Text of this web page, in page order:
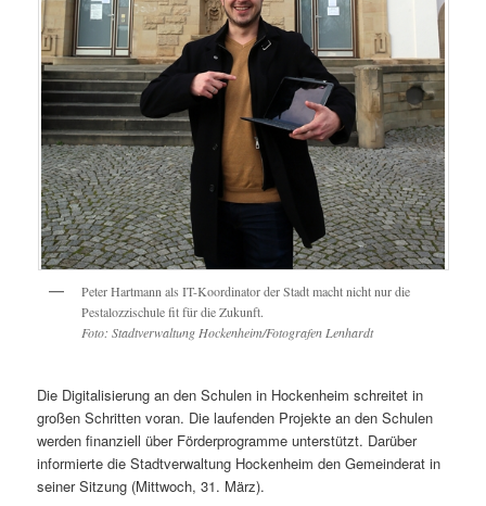
Peter Hartmann als IT-Koordinator der Stadt macht nicht nur die
Pestalozzischule fit für die Zukunft.
Foto: Stadtverwaltung Hockenheim/Fotografen Lenhardt
Die Digitalisierung an den Schulen in Hockenheim schreitet in
großen Schritten voran. Die laufenden Projekte an den Schulen
werden finanziell über Förderprogramme unterstützt. Darüber
informierte die Stadtverwaltung Hockenheim den Gemeinderat in
seiner Sitzung (Mittwoch, 31. März).